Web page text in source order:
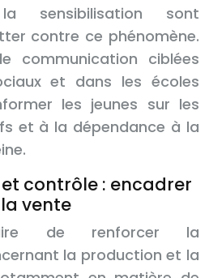
sensibilisation sont
contre ce phénomène.
communication ciblées
et dans les écoles
les jeunes sur les
et à la dépendance à la
contrôle : encadrer
vente
de renforcer la
la production et la